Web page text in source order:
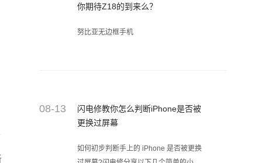
你期待Z18的到来么？
努比亚无边框手机
08-13
闪电修教你怎么判断iPhone是否被
更换过屏幕
如何初步判断手上的 iPhone 是否被更换